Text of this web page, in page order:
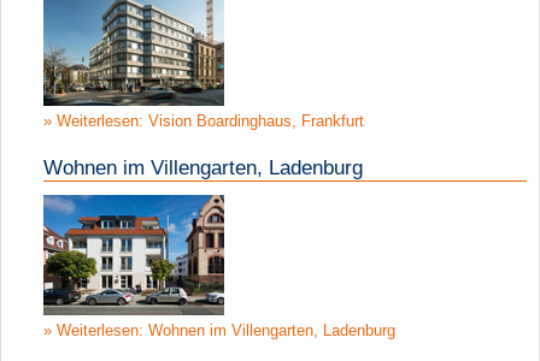
Weiterlesen: Vision Boardinghaus, Frankfurt
Wohnen im Villengarten, Ladenburg
Weiterlesen: Wohnen im Villengarten, Ladenburg